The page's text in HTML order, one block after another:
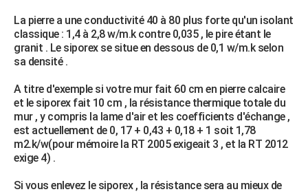
La pierre a une conductivité 40 à 80 plus forte qu'un isolant
classique : 1,4 à 2,8 w/m.k contre 0,035 , le pire étant le
granit . Le siporex se situe en dessous de 0,1 w/m.k selon
sa densité .
A titre d'exemple si votre mur fait 60 cm en pierre calcaire
et le siporex fait 10 cm , la résistance thermique totale du
mur , y compris la lame d'air et les coefficients d'échange ,
est actuellement de 0, 17 + 0,43 + 0,18 + 1 soit 1,78
m2.k/w(pour mémoire la RT 2005 exigeait 3 , et la RT 2012
exige 4) .
Si vous enlevez le siporex , la résistance sera au mieux de